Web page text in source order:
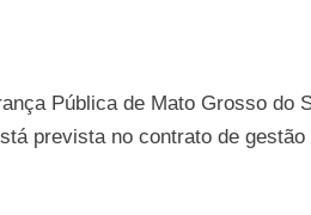
Pública de Mato Grosso do
prevista no contrato de